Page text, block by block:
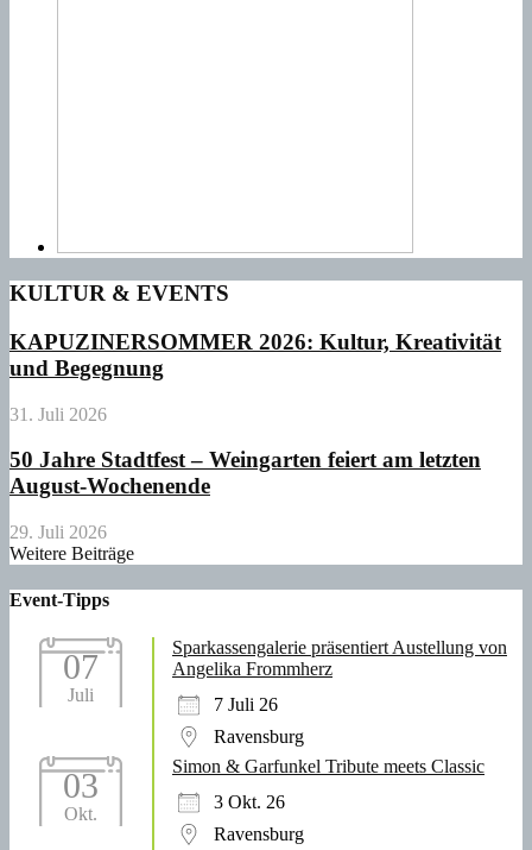
KULTUR & EVENTS
KAPUZINERSOMMER 2026: Kultur, Kreativität
und Begegnung
31. Juli 2026
50 Jahre Stadtfest – Weingarten feiert am letzten
August-Wochenende
29. Juli 2026
Weitere Beiträge
Event-Tipps
07
Juli
Sparkassengalerie präsentiert Austellung von
Angelika Frommherz
7 Juli 26
Ravensburg
03
Okt.
Simon & Garfunkel Tribute meets Classic
3 Okt. 26
Ravensburg